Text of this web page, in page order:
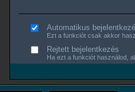
Automatikus
Ezt a funkciót csak akkor
Rejtett bejelentkezés
Ha ezt a funkciót használod,